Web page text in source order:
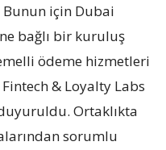
için Dubai
bağlı bir kuruluş
ödeme hizmetleri
Fintech & Loyalty Labs
Ortaklıkta
sorumlu